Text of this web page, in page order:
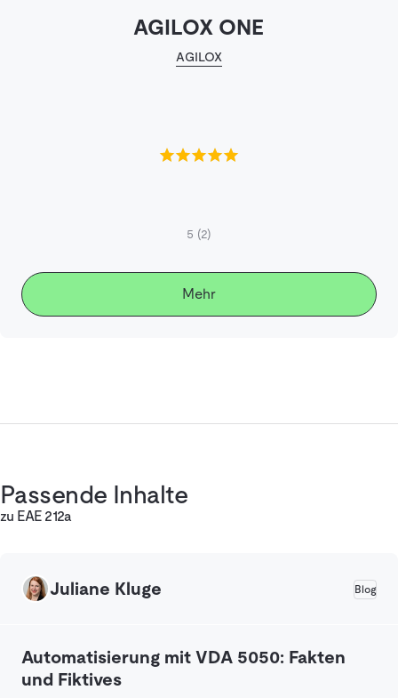
AGILOX ONE
AGILOX
5 (2)
Mehr
Passende Inhalte
zu EAE 212a
Juliane Kluge Blog
Automatisierung mit VDA 5050: Fakten
und Fiktives